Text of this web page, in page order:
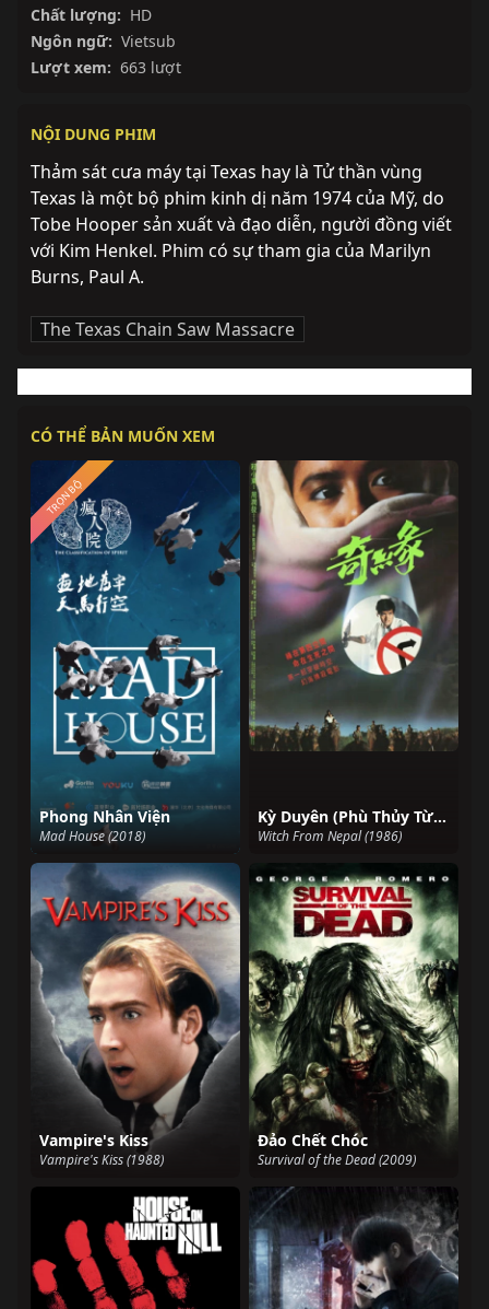
Chất lượng: HD
Ngôn ngữ: Vietsub
Lượt xem: 663 lượt
NỘI DUNG PHIM
Thảm sát cưa máy tại Texas hay là Tử thần vùng
Texas là một bộ phim kinh dị năm 1974 của Mỹ, do
Tobe Hooper sản xuất và đạo diễn, người đồng viết
với Kim Henkel. Phim có sự tham gia của Marilyn
Burns, Paul A.
The Texas Chain Saw Massacre
CÓ THỂ BẢN MUỐN XEM
Phong Nhân Viện
Mad House (2018)
TRỌN BỘ
Kỳ Duyên (Phù Thủy Từ Nepal)
Witch From Nepal (1986)
Vampire's Kiss
Vampire's Kiss (1988)
Đảo Chết Chóc
Survival of the Dead (2009)